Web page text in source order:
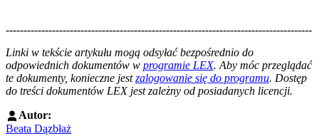
--------------------------------------------------------------------------------------
Linki w tekście artykułu mogą odsyłać bezpośrednio do
odpowiednich dokumentów w programie LEX. Aby móc przeglądać
te dokumenty, konieczne jestzalogowanie się do programu. Dostęp
do treści dokumentów LEX jest zależny od posiadanych licencji.
Autor:
Beata Dązbłaż